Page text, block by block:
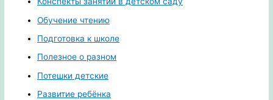
Обучение чтению
Подготовка к школе
Полезное о разном
Потешки детские
Развитие ребёнка